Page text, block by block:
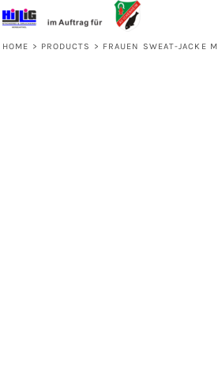
HOME > PRODUCTS > FRAUEN SWEAT-JACKE